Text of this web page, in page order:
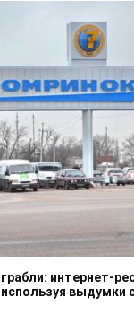
интернет-
выдумки